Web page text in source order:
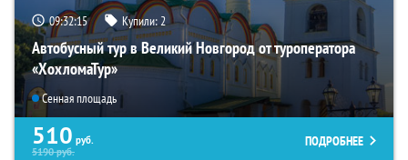
09:32:14 Купили:2
Автобусный тур в Великий Новгород от туроператора
«ХохломаТур»
Сенная площадь
510 руб.
5190руб.
ПОДРОБНЕЕ